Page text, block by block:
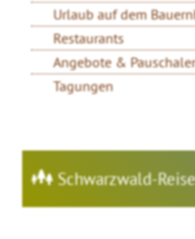
Urlaub auf dem
Restaurants
Angebote &
Tagungen
Schwarzwald-